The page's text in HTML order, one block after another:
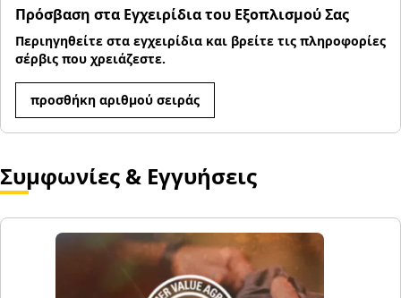
Πρόσβαση στα Εγχειρίδια του Εξοπλισμού Σας
Περιηγηθείτε στα εγχειρίδια και βρείτε τις πληροφορίες
σέρβις που χρειάζεστε.
προσθήκη αριθμού σειράς
Συμφωνίες & Εγγυήσεις